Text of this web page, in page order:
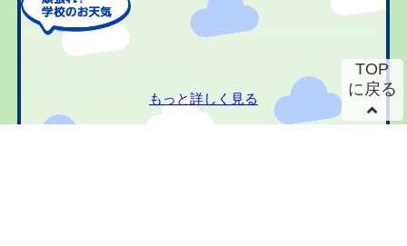
もっと詳しく見る
TOP
に戻る